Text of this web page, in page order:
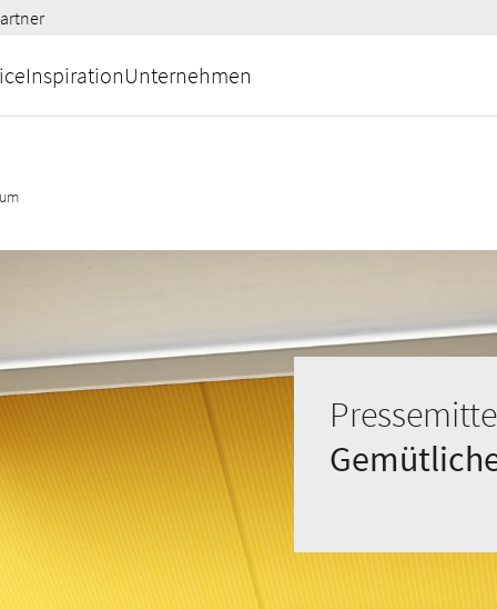
InspirationUnternehmen